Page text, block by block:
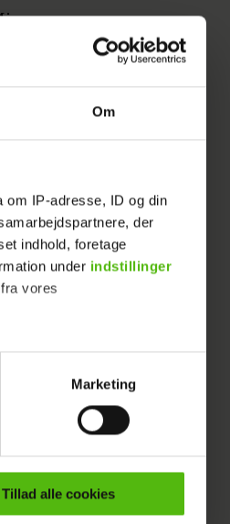
Om
IP-adresse, ID og din
der
indhold, foretage
under indstillinger
vores
indhold til dig.
Vi indsamler data
Marketing
Tillad alle cookies
og